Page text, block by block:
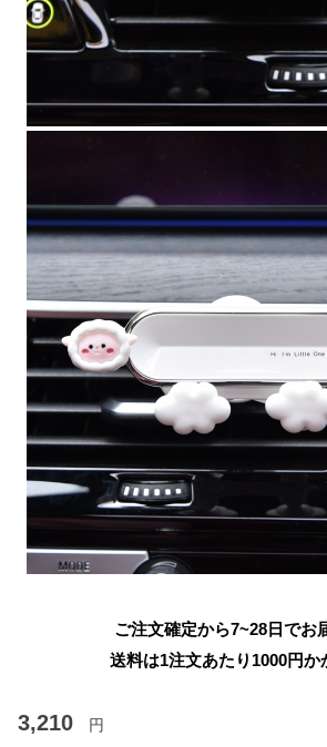
ご注文確定から7~28日でお
送料は1注文あたり 1000円か
3,210 円